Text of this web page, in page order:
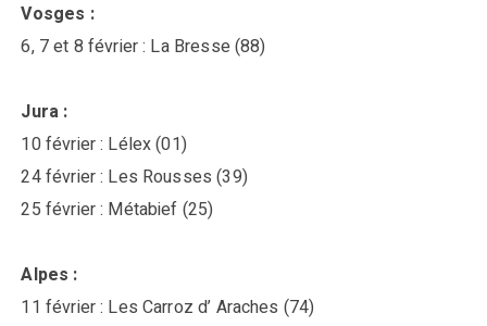
Vosges :
6, 7 et 8 février : La Bresse (88)
Jura :
10 février : Lélex (01)
24 février : Les Rousses (39)
25 février : Métabief (25)
Alpes :
11 février : Les Carroz d’ Araches (74)